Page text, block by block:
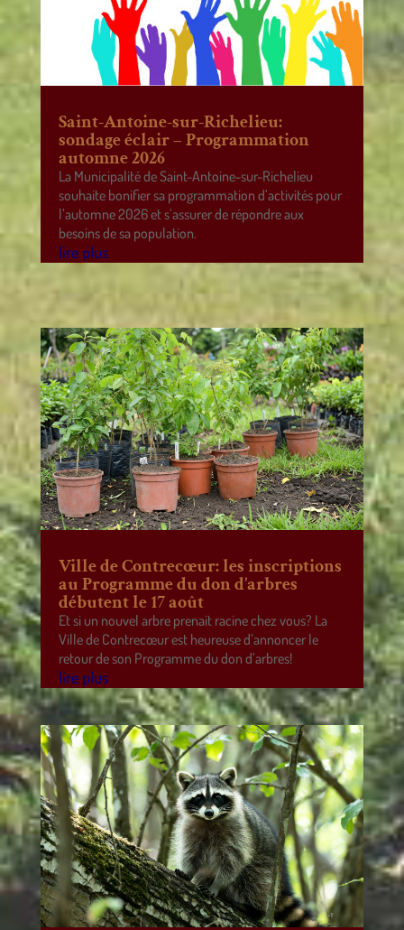
Saint-Antoine-sur-Richelieu:
sondage éclair – Programmation
automne 2026
La Municipalité de Saint-Antoine-sur-Richelieu
souhaite bonifier sa programmation d’activités pour
l’automne 2026 et s’assurer de répondre aux
besoins de sa population.
lire plus
Ville de Contrecœur: les inscriptions
au Programme du don d’arbres
débutent le 17 août
Et si un nouvel arbre prenait racine chez vous? La
Ville de Contrecœur est heureuse d’annoncer le
retour de son Programme du don d’arbres!
lire plus